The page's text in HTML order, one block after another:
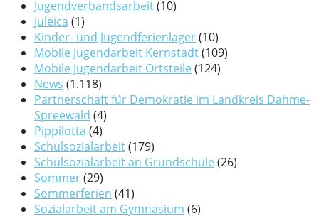
Jugendverbandsarbeit(10)
Juleica (1)
Kinder- und Jugendferienlager(10)
Mobile Jugendarbeit Kernstadt(109)
Mobile Jugendarbeit Ortsteile (124)
News (1.118)
Partnerschaft für Demokratie im Landkreis Dahme-
Spreewald (4)
Pippilotta (4)
Schulsozialarbeit(179)
Schulsozialarbeit an Grundschule (26)
Sommer(29)
Sommerferien (41)
Sozialarbeit am Gymnasium (6)